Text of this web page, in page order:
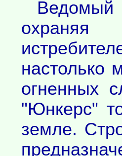
охраняя
настолько
огненных
"Юнкерс"
земле.